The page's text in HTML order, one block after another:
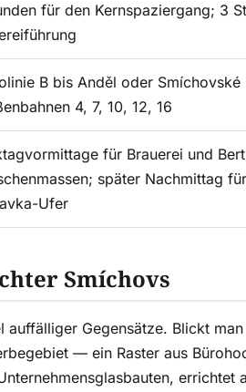
für den Kernspaziergang; 3
B bis Anděl oder Smíchovské
4, 7, 10, 12, 16
für Brauerei und
später Nachmittag
Ufer
Smíchovs
auffälliger Gegensätze. Blickt
— ein Raster aus
errichtet